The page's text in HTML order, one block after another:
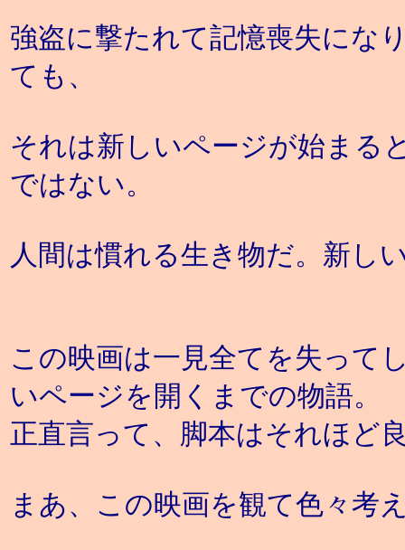
強盗に撃たれて記憶喪失にな
ても、
それは新しいページが始まる
ではない。
人間は慣れる生き物だ。新し
この映画は一見全てを失って
いページを開くまでの物語。
正直言って、脚本はそれほど
まあ、この映画を観て色々考